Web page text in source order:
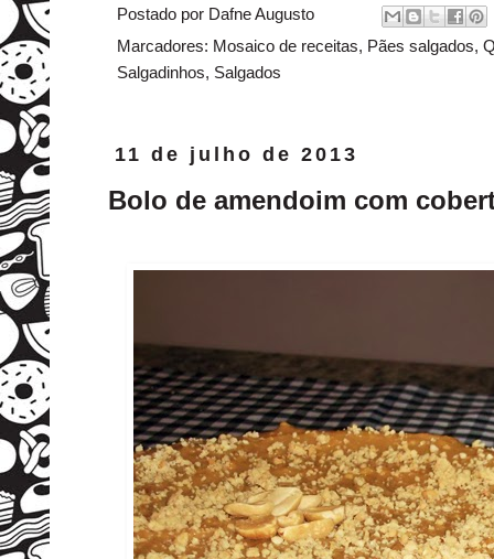
Postado por Dafne Augusto
Marcadores: Mosaico de receitas, Pães salgados,
Salgadinhos, Salgados
11 de julho de 2013
Bolo de amendoim com